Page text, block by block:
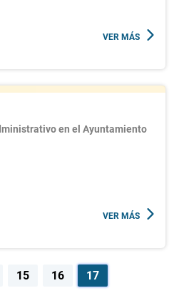
VER MÁS
en el Ayuntamiento
VER MÁS
15 16 17